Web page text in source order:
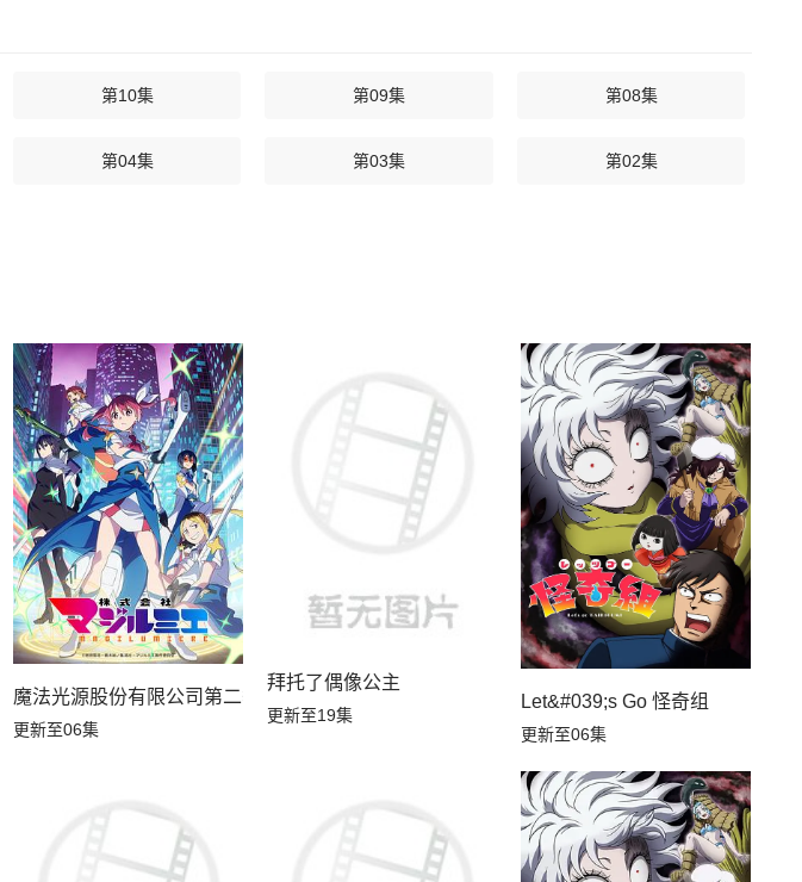
第10集 第09集 第08集
第04集 第03集 第02集
不知为何对我宠爱有加
魔法光源股份有限公司第二季
更新至06集
拜托了偶像公主
更新至19集
Let&#039;s Go 怪奇组
更新至06集